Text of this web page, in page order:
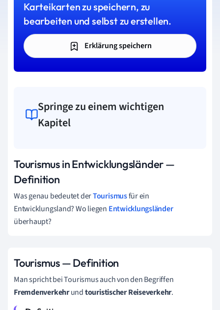
Karteikarten zu speichern, zu
bearbeiten und selbst zu erstellen.
Erklärung speichern
Springe zu einem wichtigen
Kapitel
Tourismus in Entwicklungsländer —
Definition
Was genau bedeutet derTourismusfür ein
Entwicklungsland? Wo liegen Entwicklungsländer
überhaupt?
Tourismus — Definition
Man spricht bei Tourismus auch von den Begriffen
Fremdenverkehrundtouristischer Reiseverkehr.